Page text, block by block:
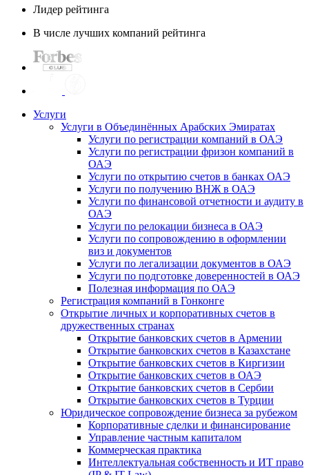
Лидер рейтинга
В числе лучших компаний рейтинга
Услуги
Услуги в Объединённых Арабских Эмиратах
Услуги по регистрации компаний в ОАЭ
Услуги по регистрации фризон компаний в
ОАЭ
Услуги по открытию счетов в банках ОАЭ
Услуги по получению ВНЖ в ОАЭ
Услуги по финансовой отчетности и аудиту в
ОАЭ
Услуги по релокации бизнеса в ОАЭ
Услуги по сопровождению в оформлении
виз и документов
Услуги по легализации документов в ОАЭ
Услуги по подготовке доверенностей в ОАЭ
Полезная информация по ОАЭ
Регистрация компаний в Гонконге
Открытие личных и корпоративных счетов в
дружественных странах
Открытие банковских счетов в Армении
Открытие банковских счетов в Казахстане
Открытие банковских счетов в Киргизии
Открытие банковских счетов в ОАЭ
Открытие банковских счетов в Сербии
Открытие банковских счетов в Турции
Юридическое сопровождение бизнеса за рубежом
Корпоративные сделки и финансирование
Управление частным капиталом
Коммерческая практика
Интеллектуальная собственность и ИТ право